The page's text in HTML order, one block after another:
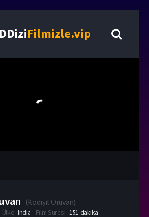
Filmizle.vip
(Kodiyil Oruvan)
Ülke India Film Süresi 151 dakika